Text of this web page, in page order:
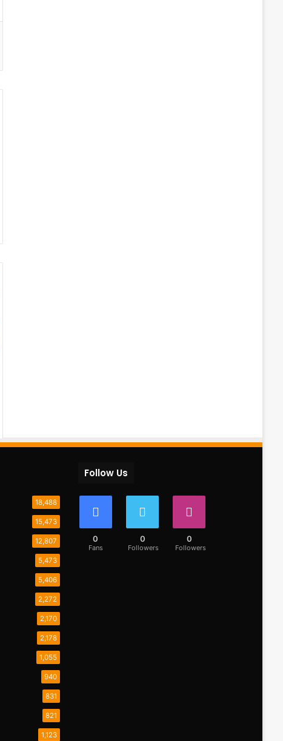
18,488
15,473
12,807
5,473
5,406
2,272
2,170
2,178
1,055
940
831
821
1,123
Follow Us
0
Fans
0
Followers
0
Followers